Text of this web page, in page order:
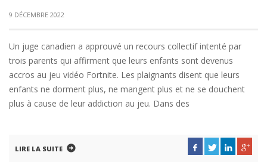
9 DÉCEMBRE 2022
Un juge canadien a approuvé un recours collectif intenté par
trois parents qui affirment que leurs enfants sont devenus
accros au jeu vidéo Fortnite. Les plaignants disent que leurs
enfants ne dorment plus, ne mangent plus et ne se douchent
plus à cause de leur addiction au jeu. Dans des
LIRE LA SUITE